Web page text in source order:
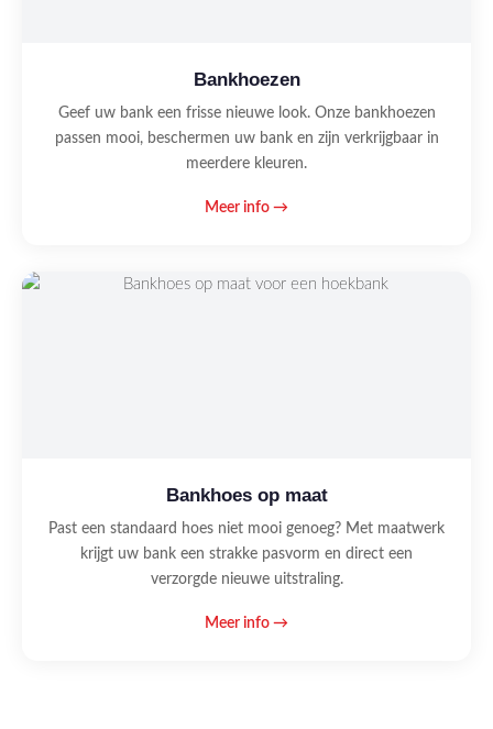
Bankhoezen
Geef uw bank een frisse nieuwe look. Onze bankhoezen
passen mooi, beschermen uw bank en zijn verkrijgbaar in
meerdere kleuren.
Meer info →
Bankhoes op maat
Past een standaard hoes niet mooi genoeg? Met maatwerk
krijgt uw bank een strakke pasvorm en direct een
verzorgde nieuwe uitstraling.
Meer info →